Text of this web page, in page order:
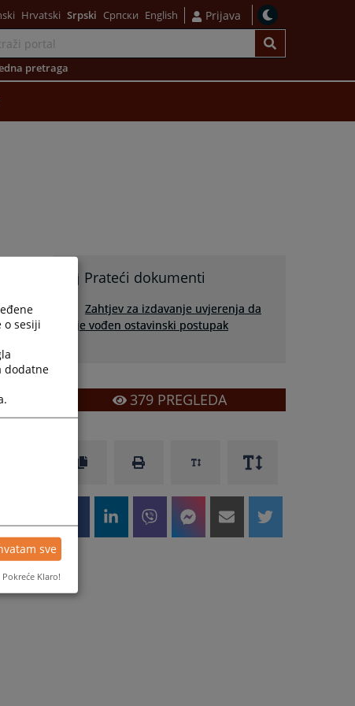
Hrvatski Srpski Српски English Prijava
pretraga
Prateći dokumenti
Zahtjev za izdavanje uvjerenja da
nije vođen ostavinski postupak
379PREGLEDA
o sesiji
dodatne
sve
Pokreće Klaro!